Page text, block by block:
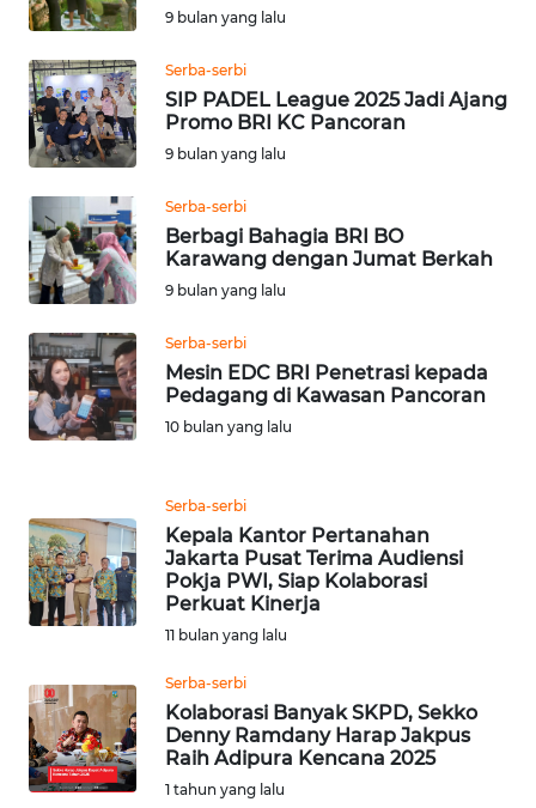
9 bulan yang lalu
Serba-serbi
SIP PADEL League 2025 Jadi Ajang
Promo BRI KC Pancoran
9 bulan yang lalu
Serba-serbi
Berbagi Bahagia BRI BO
Karawang dengan Jumat Berkah
9 bulan yang lalu
Serba-serbi
Mesin EDC BRI Penetrasi kepada
Pedagang di Kawasan Pancoran
10 bulan yang lalu
Serba-serbi
Kepala Kantor Pertanahan
Jakarta Pusat Terima Audiensi
Pokja PWI, Siap Kolaborasi
Perkuat Kinerja
11 bulan yang lalu
Serba-serbi
Kolaborasi Banyak SKPD, Sekko
Denny Ramdany Harap Jakpus
Raih Adipura Kencana 2025
1 tahun yang lalu
WN
TEBING
TINGGI
WN
PAKPAK
WN
KARAWANG
WN
BEKASI
WN
BOGOR
WN
TAPANULI
UTARA
WN
SAMOSIR
WN
PADANG